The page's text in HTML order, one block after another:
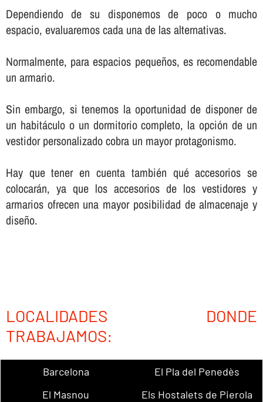
Dependiendo de su disponemos de poco o mucho
espacio, evaluaremos cada una de las alternativas.
Normalmente, para espacios pequeños, es recomendable
un armario.
Sin embargo, si tenemos la oportunidad de disponer de
un habitáculo o un dormitorio completo, la opción de un
vestidor personalizado cobra un mayor protagonismo.
Hay que tener en cuenta también qué accesorios se
colocarán, ya que los accesorios de los vestidores y
armarios ofrecen una mayor posibilidad de almacenaje y
diseño.
LOCALIDADES DONDE
TRABAJAMOS:
Barcelona
El Pla del Penedès
El Masnou
Els Hostalets de Pierola